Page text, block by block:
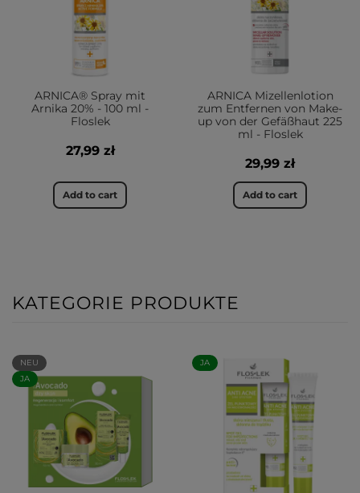
ARNICA® Spray mit
Arnika 20% - 100 ml -
Floslek
27,99 zł
Add to cart
ARNICA Mizellenlotion
zum Entfernen von Make-
up von der Gefäßhaut 225
ml - Floslek
29,99 zł
Add to cart
KATEGORIE PRODUKTE
NEU
JA
JA